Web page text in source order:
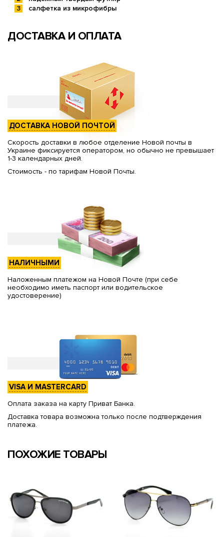
салфетка из микрофибры
ДОСТАВКА И ОПЛАТА
ДОСТАВКА НОВОЙ ПОЧТОЙ
Скорость доставки в любое отделение Новой почты в
Украине фиксируется оператором, но обычно не превышает
1-3 календарных дней.
Стоимость - по тарифам Новой Почты.
НАЛИЧНЫМИ
Наложенным платежом на Новой Почте (при себе
необходимо иметь паспорт или водительское
удостоверение)
VISA И MASTERCARD
Оплата заказа на карту Приват Банка.
Доставка товара возможна только после подтверждения
платежа.
ПОХОЖИЕ ТОВАРЫ